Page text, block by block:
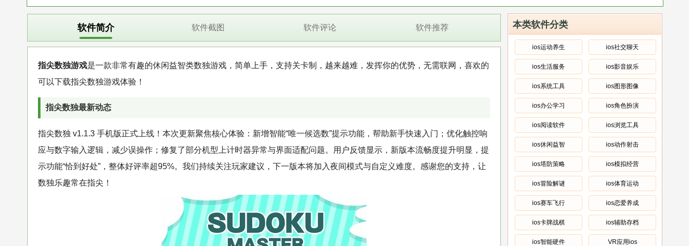
中文 /
指尖决斗家九游版 v1.5安卓版
安卓版 / 中文
指尖决斗家(勇者之路) v1.5安卓版
安卓版 / 中文
数独2020红包版 v0.0.1安卓版
安卓版 / 中文 /
指尖打印机 v1.3.0安卓版
安卓版 / 中文 /
本类软件分类
ios运动养生 ios社交聊天
ios生活服务 ios影音娱乐
ios系统工具 ios图形图像
ios办公学习 ios角色扮演
ios阅读软件 ios浏览工具
ios休闲益智 ios动作射击
ios塔防策略 ios模拟经营
ios冒险解谜 ios体育运动
ios赛车飞行 ios恋爱养成
ios卡牌战棋 ios辅助存档
ios智能硬件 VR应用ios
软件简介 软件截图 软件评论 软件推荐
指尖数独游戏是一款非常有趣的休闲益智类数独游戏，简单上手，支持关卡制，越来越难，发挥你的优势，无需联网，喜欢的
可以下载指尖数独游戏体验！
指尖数独最新动态
指尖数独 v1.1.3 手机版正式上线！本次更新聚焦核心体验：新增智能“唯一候选数”提示功能，帮助新手快速入门；优化触控响
应与数字输入逻辑，减少误操作；修复了部分机型上计时器异常与界面适配问题。用户反馈显示，新版本流畅度提升明显，提
示功能“恰到好处”，整体好评率超95%。我们持续关注玩家建议，下一版本将加入夜间模式与自定义难度。感谢您的支持，让
数独乐趣常在指尖！